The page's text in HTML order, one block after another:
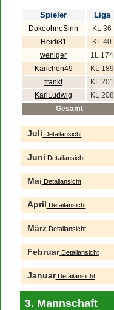
Spieler Liga
DokoohneSinn KL 36
Heidi81
KL 40
weniger
1L 174
Karlchen49
KL 189
frankt
KL 201
KarlLudwig
KL 208
Gesamt
Juli Detailansicht
Juni Detailansicht
Mai Detailansicht
April Detailansicht
MärzDetailansicht
FebruarDetailansicht
JanuarDetailansicht
3. Mannschaft